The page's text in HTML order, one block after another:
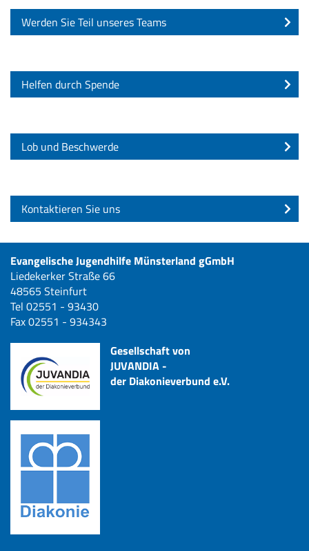
Werden Sie Teil unseres Teams
Helfen durch Spende
Lob und Beschwerde
Kontaktieren Sie uns
Evangelische Jugendhilfe Münsterland gGmbH
Liedekerker Straße 66
48565 Steinfurt
Tel 02551 - 93430
Fax 02551 - 934343
Gesellschaft von
JUVANDIA -
der Diakonieverbund e.V.